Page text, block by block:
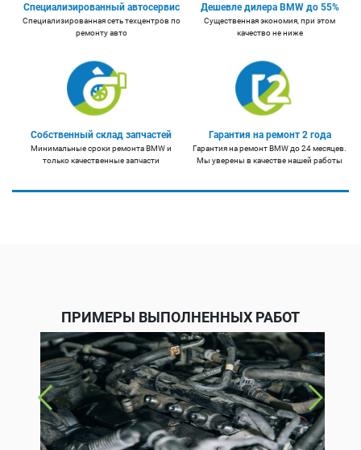
Специализированный автосервис
Специализированная сеть техцентров по
ремонту авто
Дешевле дилера BMW до 55%
Существенная экономия, при этом
качество не ниже
Собственный склад запчастей
Минимальные сроки ремонта BMW и
только качественные запчасти
Гарантия на ремонт 2 года
Гарантия на ремонт BMW до 24 месяцев.
Мы уверены в качестве нашей работы
ПРИМЕРЫ ВЫПОЛНЕННЫХ РАБОТ